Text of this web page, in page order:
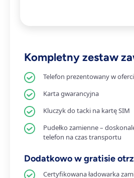
Kompletny zestaw
Telefon prezentowany w
Karta gwarancyjna
Kluczyk do tacki na kartę SIM
Pudełko zamienne –
telefon na czas transportu
Dodatkowo w gratisie
Certyfikowana ładowarka